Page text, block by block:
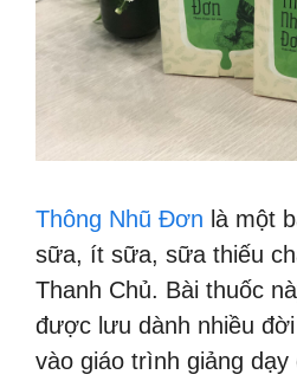
Thông Nhũ Đơn là một
sữa, ít sữa, sữa thiếu
Thanh Chủ. Bài thuốc
được lưu dành nhiều
vào giáo trình giảng